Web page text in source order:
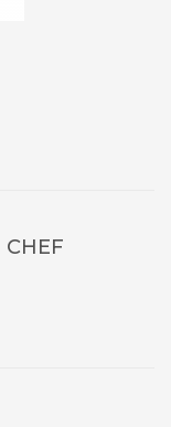
CHEF